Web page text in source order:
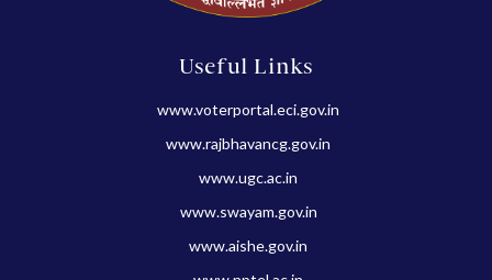
Useful Links
www.voterportal.eci.gov.in
www.rajbhavancg.gov.in
www.ugc.ac.in
www.swayam.gov.in
www.aishe.gov.in